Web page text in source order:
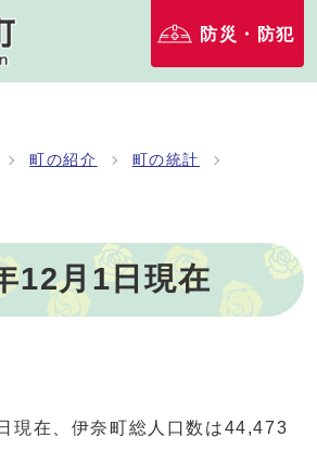
防災・防犯
町の紹介 町の統計
12月1日現在
現在、伊奈町総人口数は44,473